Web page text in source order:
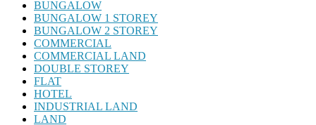
BUNGALOW
BUNGALOW 1 STOREY
BUNGALOW 2 STOREY
COMMERCIAL
COMMERCIAL LAND
DOUBLE STOREY
FLAT
HOTEL
INDUSTRIAL LAND
LAND